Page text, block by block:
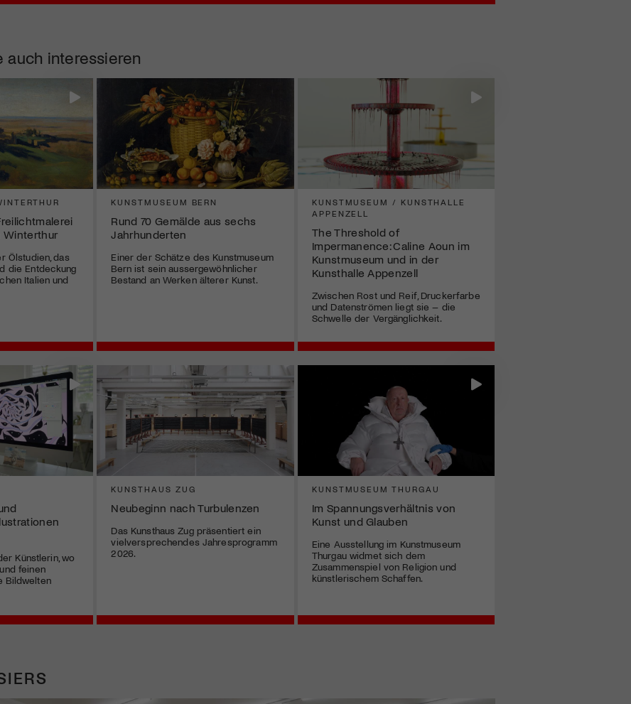
auch interessieren
Winterthur
Ölstudien, das
die Entdeckung
Italien und
KUNSTMUSEUM BERN
Rund 70 Gemälde aus sechs
Jahrhunderten
Einer der Schätze des Kunstmuseum
Bern ist sein aussergewöhnlicher
Bestand an Werken älterer Kunst.
KUNSTMUSEUM / KUNSTHALLE
APPENZELL
The Threshold of
Impermanence: Caline Aoun im
Kunstmuseum und in der
Kunsthalle Appenzell
Zwischen Rost und Reif, Druckerfarbe
und Datenströmen liegt sie – die
Schwelle der Vergänglichkeit.
Künstlerin, wo
feinen
Bildwelten
KUNSTHAUS ZUG
Neubeginn nach Turbulenzen
Das Kunsthaus Zug präsentiert ein
vielversprechendes Jahresprogramm
2026.
KUNSTMUSEUM THURGAU
Im Spannungsverhältnis von
Kunst und Glauben
Eine Ausstellung im Kunstmuseum
Thurgau widmet sich dem
Zusammenspiel von Religion und
künstlerischem Schaffen.